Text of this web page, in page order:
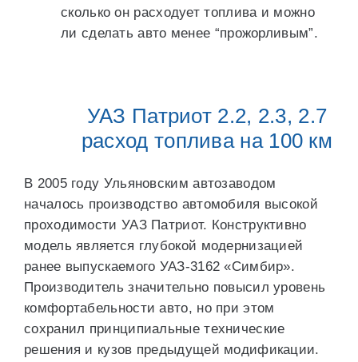
сколько он расходует топлива и можно
ли сделать авто менее “прожорливым”.
УАЗ Патриот 2.2, 2.3, 2.7
расход топлива на 100 км
В 2005 году Ульяновским автозаводом
началось производство автомобиля высокой
проходимости УАЗ Патриот. Конструктивно
модель является глубокой модернизацией
ранее выпускаемого УАЗ-3162 «Симбир».
Производитель значительно повысил уровень
комфортабельности авто, но при этом
сохранил принципиальные технические
решения и кузов предыдущей модификации.